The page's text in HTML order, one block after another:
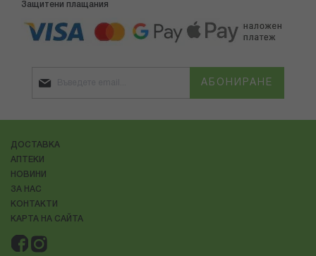
Защитени плащания
АБОНИРАНЕ
ДОСТАВКА
АПТЕКИ
НОВИНИ
ЗА НАС
КОНТАКТИ
КАРТА НА САЙТА